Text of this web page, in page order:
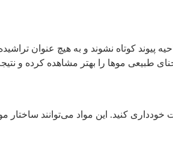
پیوند کوتاه نشوند و به هیچ عنوان
طبیعی موها را بهتر مشاهده کرده و
کنید. این مواد می‌توانند ساختار